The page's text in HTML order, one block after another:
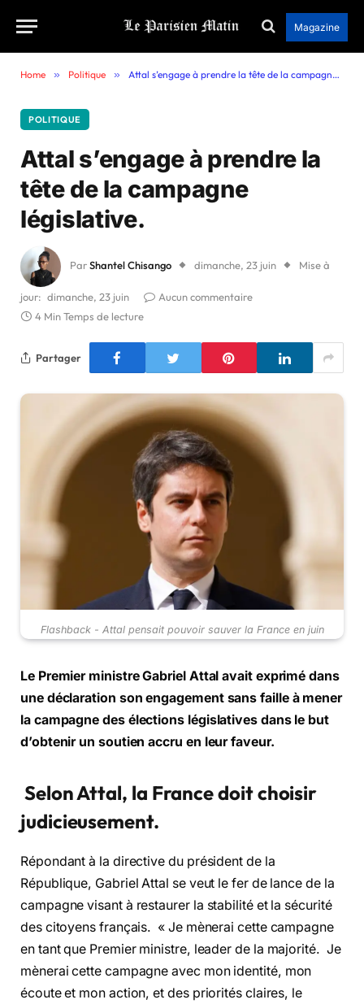
Magazine
Home » Politique » Attal s’engage à prendre la tête de la campagne législative.
POLITIQUE
Attal s’engage à prendre la
tête de la campagne
législative.
ParShantel Chisango dimanche, 23 juin Mise à
jour: dimanche, 23 juin
Aucun commentaire
4 Min Temps de lecture
Partager
Flashback - Attal pensait pouvoir sauver la France en juin
Le Premier ministre Gabriel Attal avait exprimé dans
une déclaration son engagement sans faille à mener
la campagne des élections législatives dans le but
d’obtenir un soutien accru en leur faveur.
Selon Attal, la France doit choisir
judicieusement.
Répondant à la directive du président de la
République, Gabriel Attal se veut le fer de lance de la
campagne visant à restaurer la stabilité et la sécurité
des citoyens français. « Je mènerai cette campagne
en tant que Premier ministre, leader de la majorité. Je
mènerai cette campagne avec mon identité, mon
écoute et mon action, et des priorités claires, le